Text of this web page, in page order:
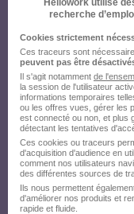
envoyez
recherche
Cookies strictement
Ces traceurs sont
peuvent pas être
Il s'agit notamment de
la session de l'utilisateur
informations temporaires
ou les offres vues, gérer les
est connecté ou non, et plus
détectant les tentatives
Ces cookies ou traceurs
d'acquisition d'audience en
comment nos utilisateurs
des différentes sources de
Ils nous permettent
d'améliorer nos produits et
rapide et fluide.